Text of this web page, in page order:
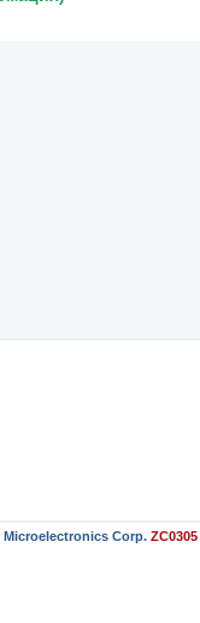
Microelectronics Corp.